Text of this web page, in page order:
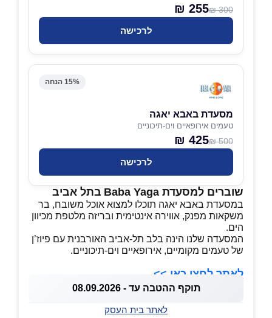
300 ₪
255 ₪
לרכישה
15% הנחה
מסעדת באבא יאגה
טעמים אירופאיים וים-תיכוניים
500 ₪
425 ₪
לרכישה
שוברים למסעדת Baba Yaga בתל אביב
במסעדת באבא יאגה תוכלו למצוא אוכל משובח, בר
משקאות מפנק, אווירה אינטימית ובריזה מלטפת מכיוון
הים.
המסעדה שלנו הינה בלב תל-אביב האורבנית עם פיוז’ן
של טעמים מקומיים, אירופאיים וים-תיכוניים.
לאתר לחצו כאן >>
תוקף ההטבה עד - 08.09.2026
לאתר בית העסק